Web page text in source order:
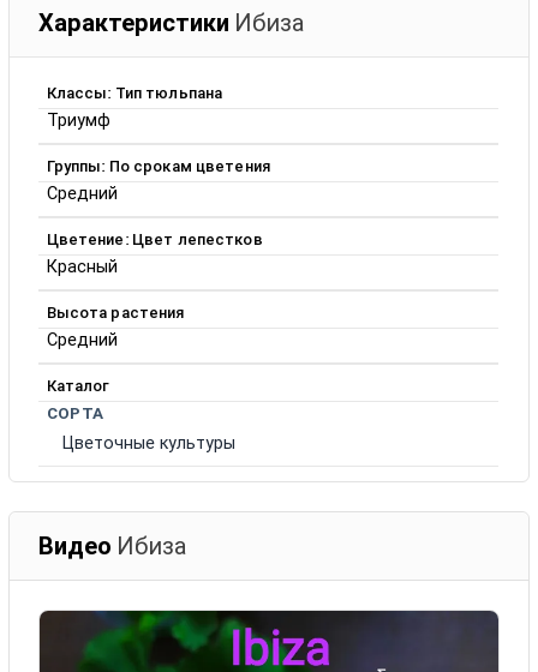
Характеристики Ибиза
Классы: Тип тюльпана
Триумф
Группы: По срокам цветения
Средний
Цветение: Цвет лепестков
Красный
Высота растения
Средний
Каталог
СОРТА
Цветочные культуры
Видео Ибиза